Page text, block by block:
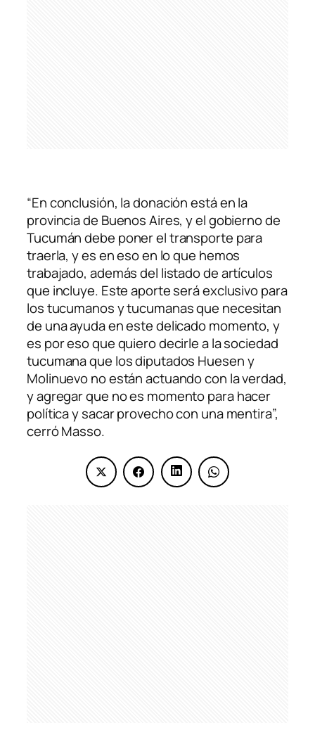
“En conclusión, la donación está en la
provincia de Buenos Aires, y el gobierno de
Tucumán debe poner el transporte para
traerla, y es en eso en lo que hemos
trabajado, además del listado de artículos
que incluye. Este aporte será exclusivo para
los tucumanos y tucumanas que necesitan
de una ayuda en este delicado momento, y
es por eso que quiero decirle a la sociedad
tucumana que los diputados Huesen y
Molinuevo no están actuando con la verdad,
y agregar que no es momento para hacer
política y sacar provecho con una mentira”,
cerró Masso.